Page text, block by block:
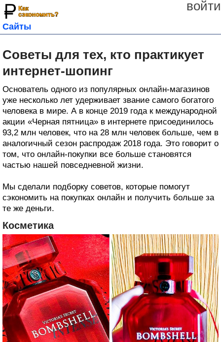
войти
Сайты
Советы для тех, кто практикует
интернет-шопинг
Основатель одного из популярных онлайн-магазинов
уже несколько лет удерживает звание самого богатого
человека в мире. А в конце 2019 года к международной
акции «Черная пятница» в интернете присоединилось
93,2 млн человек, что на 28 млн человек больше, чем в
аналогичный сезон распродаж 2018 года. Это говорит о
том, что онлайн-покупки все больше становятся
частью нашей повседневной жизни.
Мы сделали подборку советов, которые помогут
сэкономить на покупках онлайн и получить больше за
те же деньги.
Косметика